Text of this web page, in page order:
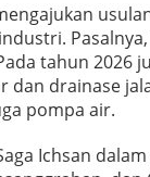
tahun 2026
dan drainase
pompa air.
Ichsan